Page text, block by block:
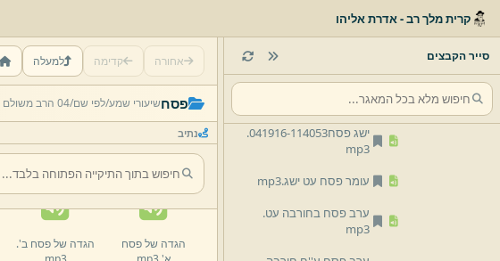
קרית מלך רב - אדרת אליהו
סייר הקבצים
יציאת מצרים כולל י ניסן תשפא [המשך]
יציאת מצרים כולל י ניסן תשפא.
mp3
ישג פסח041916-114053.
mp3
עומר פסח עט ישג.mp3
ערב פסח בחורבה עט.
mp3
אחורה קדימה למעלה
פסחשיעורי שמע/לפי שם/04 הרב משולם וורמסר/
נתיב
וורמסר אסרו חג
פסח עז.mp3
16/06/2026 22:48
וורמסר יג אייר
ענין פסח שני ולא
16/06/2026 22:48
הגדה של פסח
הגדה של פסח ב'.